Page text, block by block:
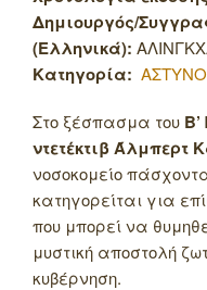
Δημιουργός/
(Ελληνικά):
Κατηγορία:
Στο ξέσπασμα του
ντετέκτιβ Άλμπερτ
νοσοκομείο
κατηγορείται για
που μπορεί να
μυστική αποστολή
κυβέρνηση.